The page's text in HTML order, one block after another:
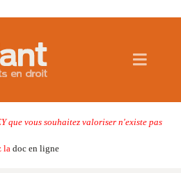
que vous souhaitez valoriser n'existe pas
la doc en ligne